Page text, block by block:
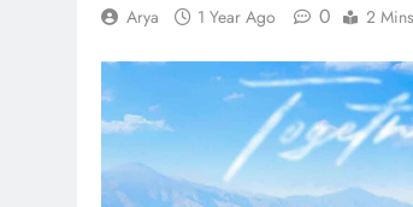
Arya 1 Year Ago 0 2 Mins